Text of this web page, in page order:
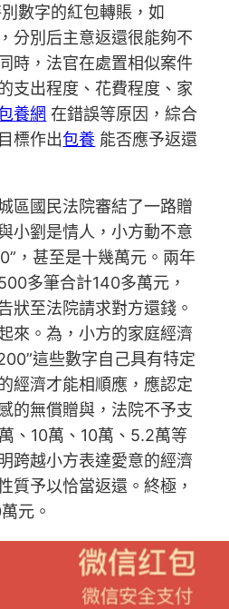
數字的紅包轉賬，如
分別后主意返還很能夠不
時，法官在處置相似案件
支出程度、花費程度、家
養網 在錯誤等原因，綜合
標作出包養 能否應予返還
區國民法院審結了一路贈
小劉是情人，小方動不意
，甚至是十幾萬元。兩年
多筆合計140多萬元，
狀至法院請求對方還錢。
來。為，小方的家庭經濟
這些數字自己具有特定
經濟才能相順應，應認定
的無償贈與，法院不予支
、10萬、10萬、5.2萬等
跨越小方表達愛意的經濟
質予以恰當返還。終極，
元。